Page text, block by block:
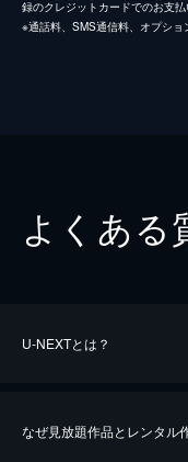
録のクレジットカードでのお支払
※通話料、SMS通信料、オプショ
よくある
U-NEXTとは？
なぜ見放題作品とレンタル